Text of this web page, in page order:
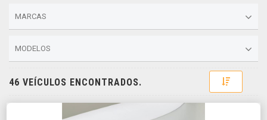
MARCAS
MODELOS
46 VEÍCULOS ENCONTRADOS. Toggle